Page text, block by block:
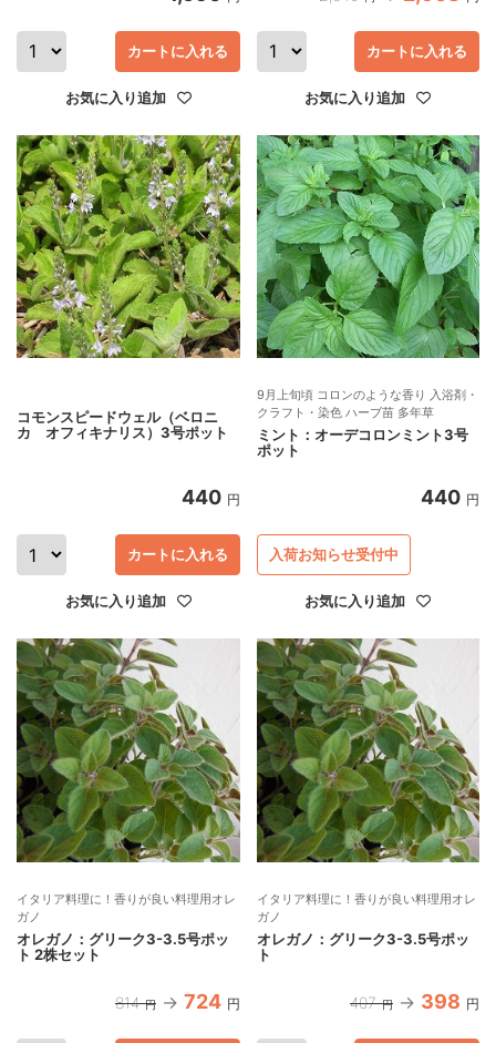
カートに入れる
お気に入り追加
カートに入れる
お気に入り追加
コモンスピードウェル（ベロニ
カ オフィキナリス）3号ポット
440 円
カートに入れる
お気に入り追加
9月上旬頃 コロンのような香り 入浴剤・
クラフト・染色 ハーブ苗 多年草
ミント：オーデコロンミント3号
ポット
440 円
お気に入り追加
入荷お知らせ受付中
イタリア料理に！香りが良い料理用オレ
ガノ
オレガノ：グリーク3-3.5号ポッ
ト 2株セット
814 円 724 円
イタリア料理に！香りが良い料理用オレ
ガノ
オレガノ：グリーク3-3.5号ポッ
ト
407 円 398 円